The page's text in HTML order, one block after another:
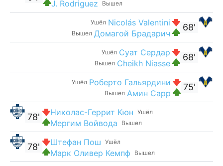
Вышел
J. Rodriguez
68'
Ушёл Nicolás Valentini
Вышел Домагой Брадарич
68'
Ушёл Суат Сердар
Вышел Cheikh Niasse
75'
Ушёл Роберто Гальярдини
Вышел Амин Сарр
Ушёл
Николас-Геррит Кюн
Вышел
Мергим Войвода
78'
Ушёл
Штефан Пош
Вышел
Марк Оливер Кемпф
78'